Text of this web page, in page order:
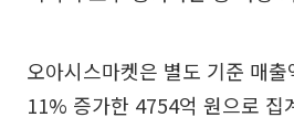
오아시스마켓은 별도 기준 매
11% 증가한 4754억 원으로 집